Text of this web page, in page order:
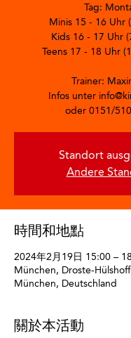
Tag:
Minis 15 - 16 Uhr
Kids 16 - 17 Uhr
Teens 17 - 18 Uhr
Trainer:
Infos unter
oder 0151/
Standort
Andere
時間和地點
2024年2月19日 15:00 –
München, Droste-
München, Deutschland
關於本活動